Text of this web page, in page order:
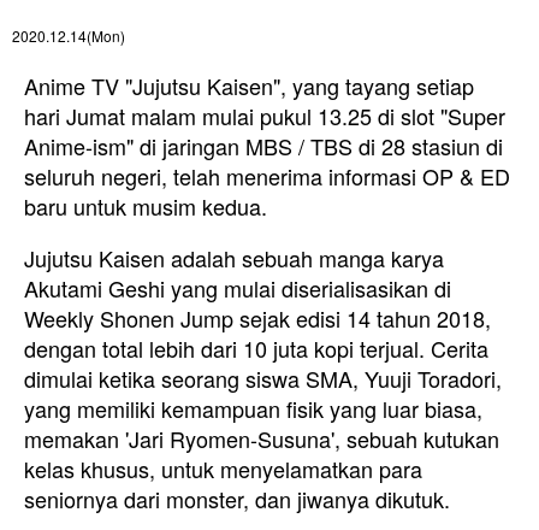
2020.12.14(Mon)
Anime TV "Jujutsu Kaisen", yang tayang setiap
hari Jumat malam mulai pukul 13.25 di slot "Super
Anime-ism" di jaringan MBS / TBS di 28 stasiun di
seluruh negeri, telah menerima informasi OP & ED
baru untuk musim kedua.
Jujutsu Kaisen adalah sebuah manga karya
Akutami Geshi yang mulai diserialisasikan di
Weekly Shonen Jump sejak edisi 14 tahun 2018,
dengan total lebih dari 10 juta kopi terjual. Cerita
dimulai ketika seorang siswa SMA, Yuuji Toradori,
yang memiliki kemampuan fisik yang luar biasa,
memakan 'Jari Ryomen-Susuna', sebuah kutukan
kelas khusus, untuk menyelamatkan para
seniornya dari monster, dan jiwanya dikutuk.